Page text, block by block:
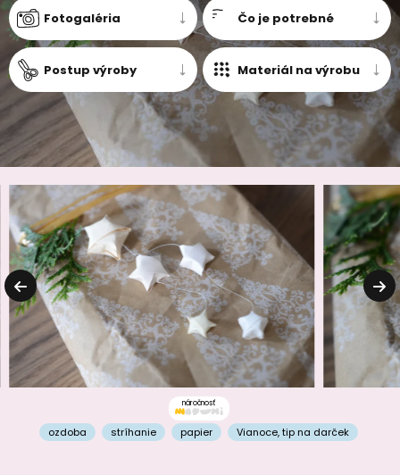
Fotogaléria Čo je potrebné
Postup výroby Materiál na výrobu
náročnosť
ozdoba stríhanie papier Vianoce,tip na darček